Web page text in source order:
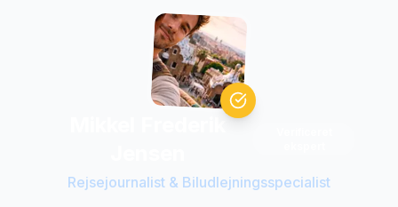
Rejsejournalist & Biludlejningsspecialist